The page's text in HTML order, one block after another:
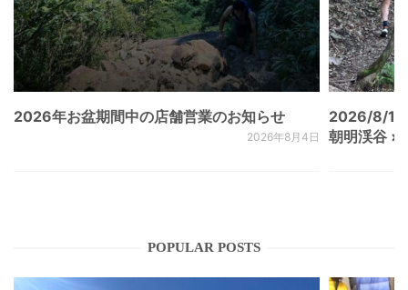
2026年お盆期間中の店舗営業のお知らせ
2026年8月4日
2026/8/
朝明渓谷 ×
POPULAR POSTS